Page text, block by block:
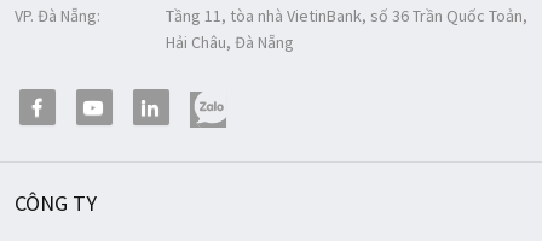
VP. Đà Nẵng:
Tầng 11, tòa nhà VietinBank, số 36 Trần Quốc Toản,
Hải Châu, Đà Nẵng
CÔNG TY